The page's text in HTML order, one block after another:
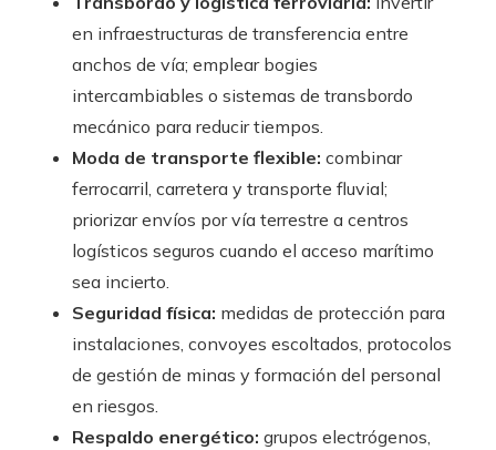
en infraestructuras de transferencia entre
anchos de vía; emplear bogies
intercambiables o sistemas de transbordo
mecánico para reducir tiempos.
Moda de transporte flexible: combinar
ferrocarril, carretera y transporte fluvial;
priorizar envíos por vía terrestre a centros
logísticos seguros cuando el acceso marítimo
sea incierto.
Seguridad física: medidas de protección para
instalaciones, convoyes escoltados, protocolos
de gestión de minas y formación del personal
en riesgos.
Respaldo energético: grupos electrógenos,